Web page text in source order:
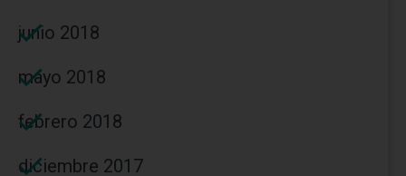
junio 2018
mayo 2018
febrero 2018
diciembre 2017